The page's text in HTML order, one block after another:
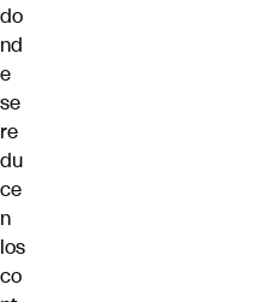
do
nd
e
se
re
du
ce
n
los
co